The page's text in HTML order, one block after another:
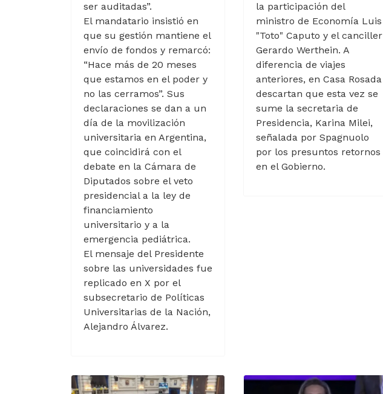
ser auditadas”.
El mandatario insistió en
que su gestión mantiene el
envío de fondos y remarcó:
“Hace más de 20 meses
que estamos en el poder y
no las cerramos”. Sus
declaraciones se dan a un
día de la movilización
universitaria en Argentina,
que coincidirá con el
debate en la Cámara de
Diputados sobre el veto
presidencial a la ley de
financiamiento
universitario y a la
emergencia pediátrica.
El mensaje del Presidente
sobre las universidades fue
replicado en X por el
subsecretario de Políticas
Universitarias de la Nación,
Alejandro Álvarez.
la participación del
ministro de Economía Luis
"Toto" Caputo y el canciller
Gerardo Werthein. A
diferencia de viajes
anteriores, en Casa Rosada
descartan que esta vez se
sume la secretaria de
Presidencia, Karina Milei,
señalada por Spagnuolo
por los presuntos retornos
en el Gobierno.